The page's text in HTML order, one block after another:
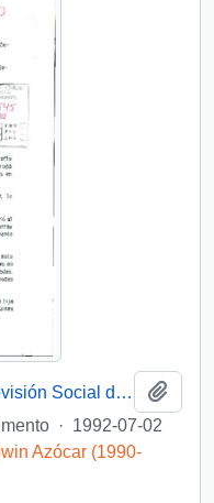
[Oficio del Subsecretario de Previsión Social dirigido al Jefe de Gabinete Presidencial, referente a Convenio de Seguridad Social con Francia]
· 1992-07-02
Azócar (1990-